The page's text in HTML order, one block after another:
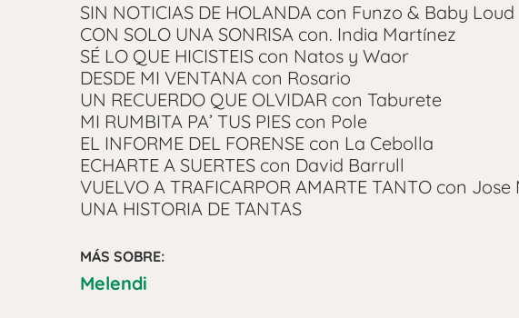
SIN NOTICIAS DE HOLANDA con Funzo & Baby Loud
CON SOLO UNA SONRISA con. India Martínez
SÉ LO QUE HICISTEIS con Natos y Waor
DESDE MI VENTANA con Rosario
UN RECUERDO QUE OLVIDAR con Taburete
MI RUMBITA PA’ TUS PIES con Pole
EL INFORME DEL FORENSE con La Cebolla
ECHARTE A SUERTES con David Barrull
VUELVO A TRAFICARPOR AMARTE TANTO con Jose
UNA HISTORIA DE TANTAS
MÁS SOBRE:
Melendi